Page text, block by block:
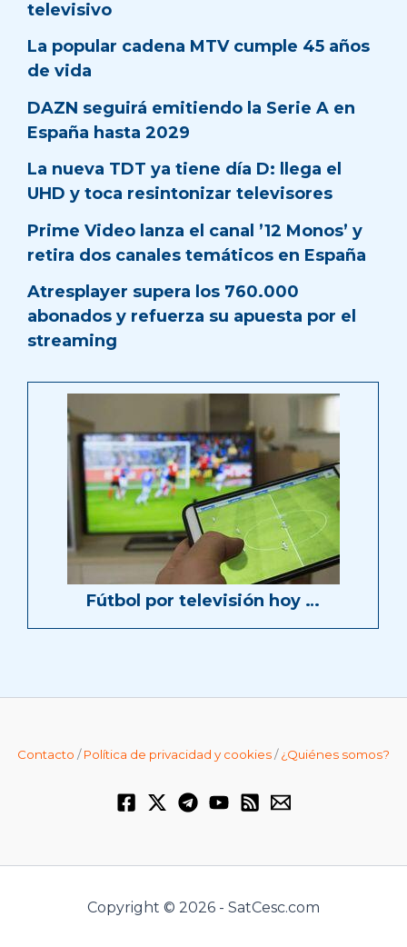
televisivo
La popular cadena MTV cumple 45 años
de vida
DAZN seguirá emitiendo la Serie A en
España hasta 2029
La nueva TDT ya tiene día D: llega el
UHD y toca resintonizar televisores
Prime Video lanza el canal ’12 Monos’ y
retira dos canales temáticos en España
Atresplayer supera los 760.000
abonados y refuerza su apuesta por el
streaming
Fútbol por televisión hoy …
Contacto /Política de privacidad y cookies/¿Quiénes somos?
Copyright © 2026 - SatCesc.com